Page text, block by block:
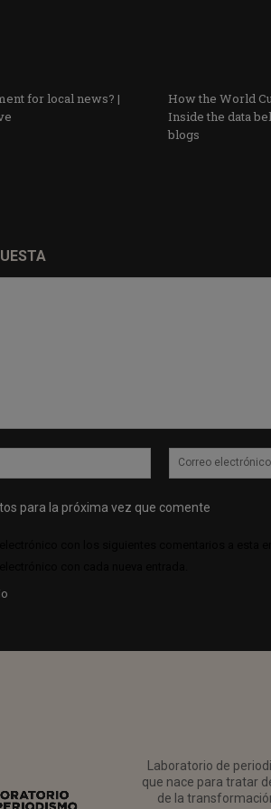
for local news? |
How the World
Inside the data
blogs
Nombre:*
para la próxima vez que comente
Laboratorio de
que nace para tratar
de la